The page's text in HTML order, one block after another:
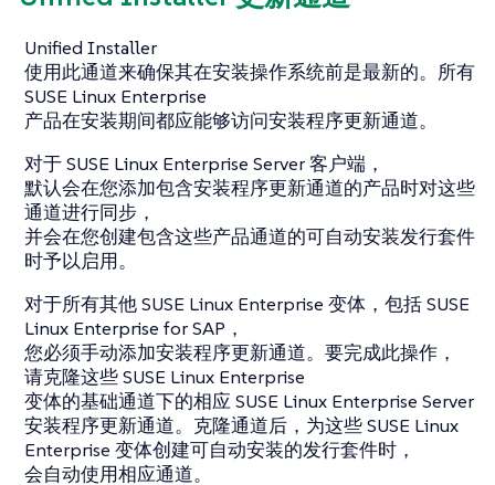
Unified Installer
使用此通道来确保其在安装操作系统前是最新的。所有
SUSE Linux Enterprise
产品在安装期间都应能够访问安装程序更新通道。
对于 SUSE Linux Enterprise Server 客户端，
默认会在您添加包含安装程序更新通道的产品时对这些
通道进行同步，
并会在您创建包含这些产品通道的可自动安装发行套件
时予以启用。
对于所有其他 SUSE Linux Enterprise 变体，包括 SUSE
Linux Enterprise for SAP，
您必须手动添加安装程序更新通道。要完成此操作，
请克隆这些 SUSE Linux Enterprise
变体的基础通道下的相应 SUSE Linux Enterprise Server
安装程序更新通道。克隆通道后，为这些 SUSE Linux
Enterprise 变体创建可自动安装的发行套件时，
会自动使用相应通道。